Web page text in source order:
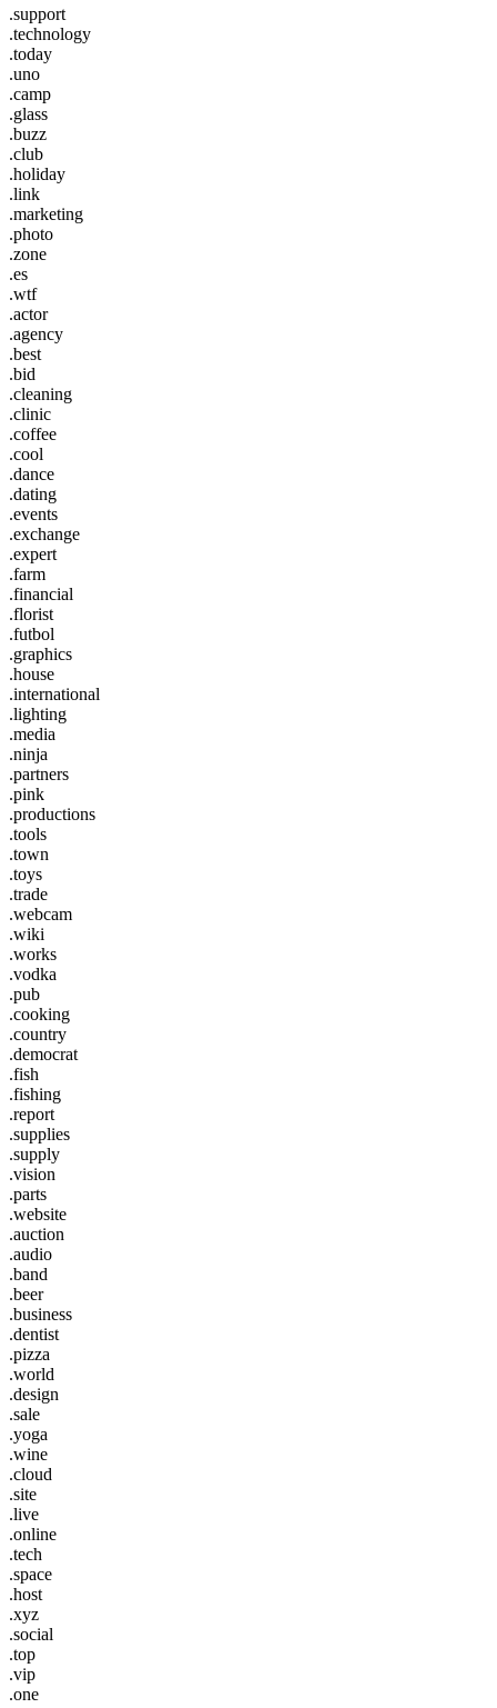
.support
.technology
.today
.uno
.camp
.glass
.buzz
.club
.holiday
.link
.marketing
.photo
.zone
.es
.wtf
.actor
.agency
.best
.bid
.cleaning
.clinic
.coffee
.cool
.dance
.dating
.events
.exchange
.expert
.farm
.financial
.florist
.futbol
.graphics
.house
.international
.lighting
.media
.ninja
.partners
.pink
.productions
.tools
.town
.toys
.trade
.webcam
.wiki
.works
.vodka
.pub
.cooking
.country
.democrat
.fish
.fishing
.report
.supplies
.supply
.vision
.parts
.website
.auction
.audio
.band
.beer
.business
.dentist
.pizza
.world
.design
.sale
.yoga
.wine
.cloud
.site
.live
.online
.tech
.space
.host
.xyz
.social
.top
.vip
.one